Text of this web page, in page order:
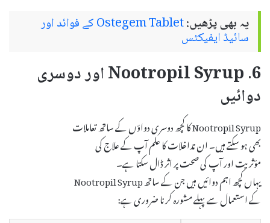
یہ بھی پڑھیں: Ostegem Tablet کے فوائد اور
سائیڈ ایفیکٹس
6. Nootropil Syrup اور دوسری
دوائیں
Nootropil Syrup کا کچھ دوسری دواؤں کے ساتھ تعاملات
بھی ہو سکتے ہیں۔ ان تداخلات کا علم آپ کے علاج کی
مؤثریت اور آپ کی صحت پر اثر ڈال سکتا ہے۔
یہاں کچھ اہم دوائیں ہیں جن کے ساتھ Nootropil Syrup
کے استعمال سے پہلے مشورہ کرنا ضروری ہے: